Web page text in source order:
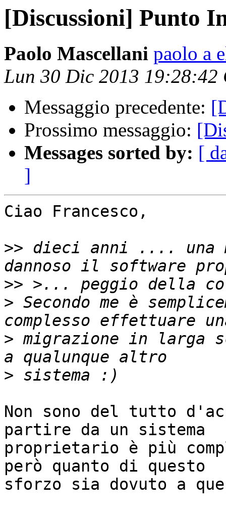
[Discussioni] Punto
Paolo Mascellani paolo a
Lun 30 Dic 2013 19:28:42
Messaggio precedente:
Prossimo messaggio:
Messages sorted by: [
]
Ciao Francesco,
>> dieci anni .... una
>>
> Secondo me è
> migrazione in larga
>
Non sono del tutto
partire da un sistema
proprietario è più
però quanto di questo
sforzo sia dovuto a